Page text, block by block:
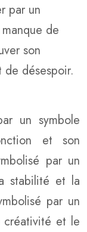
par un
de
son
désespoir.
un symbole
et son
par un
stabilité et la
par un
créativité et le